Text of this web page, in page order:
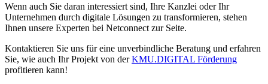
Wenn auch Sie daran interessiert sind, Ihre Kanzlei oder Ihr
Unternehmen durch digitale Lösungen zu transformieren, stehen
Ihnen unsere Experten bei Netconnect zur Seite.
Kontaktieren Sie uns für eine unverbindliche Beratung und erfahren
Sie, wie auch Ihr Projekt von derKMU.DIGITAL Förderung
profitieren kann!